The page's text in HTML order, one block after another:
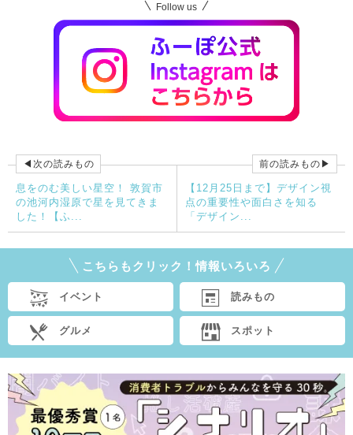
Follow us
◀次の読みもの
息をのむ美しい星空！ 敦賀市
の池河内湿原で星を見てきま
した！【ふ...
前の読みもの▶
【12月25日まで】デザイン視
点の重要性や面白さを知る
「デザイン...
こちらもクリック！情報いろいろ
イベント 読みもの
グルメ スポット